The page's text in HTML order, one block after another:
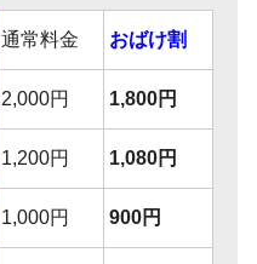
通常料金 おばけ割
2,000円 1,800円
1,200円 1,080円
1,000円 900円